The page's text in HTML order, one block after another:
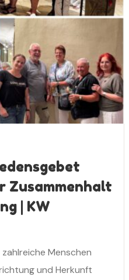
Zusammenhalt
| KW
Menschen
und Herkunft